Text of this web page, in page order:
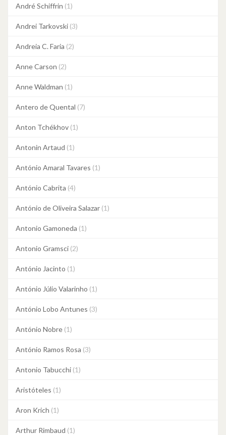
André Schiffrin (1)
Andrei Tarkovski (3)
Andreia C. Faria (2)
Anne Carson (2)
Anne Waldman (1)
Antero de Quental (7)
Anton Tchékhov (1)
Antonin Artaud (1)
António Amaral Tavares (1)
António Cabrita (4)
António de Oliveira Salazar (1)
Antonio Gamoneda (1)
Antonio Gramsci (2)
António Jacinto (1)
António Júlio Valarinho (1)
António Lobo Antunes (3)
António Nobre (1)
António Ramos Rosa (3)
Antonio Tabucchi (1)
Aristóteles (1)
Aron Krich (1)
Arthur Rimbaud (1)